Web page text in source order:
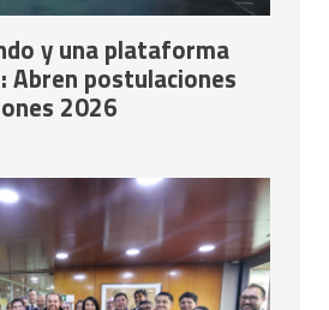
y una plataforma
Abren postulaciones
2026